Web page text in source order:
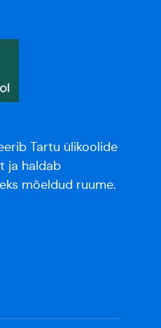
Tartu ülikoolide
ja haldab
mõeldud ruume.